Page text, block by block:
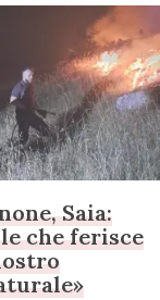
Saia:
che ferisce